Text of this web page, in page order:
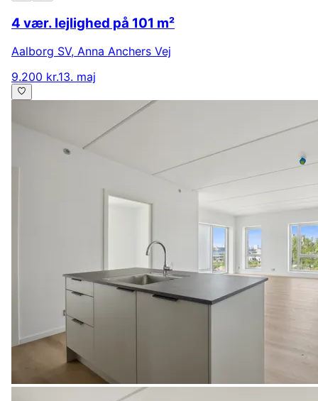
4 vær. lejlighed på 101 m²
Aalborg SV, Anna Anchers Vej
9.200 kr.13. maj